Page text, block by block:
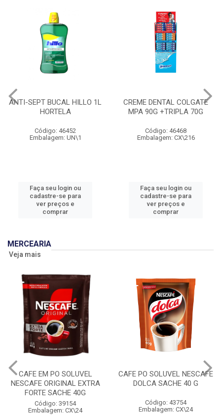
ANTI-SEPT BUCAL HILLO 1L
HORTELA
Código: 46452
Embalagem: UN\1
Faça seu login ou
cadastre-se para
ver preços e
comprar
CREME DENTAL COLGATE
MPA 90G +TRIPLA 70G
Código: 46468
Embalagem: CX\216
Faça seu login ou
cadastre-se para
ver preços e
comprar
MERCEARIA
Veja mais
CAFE EM PO SOLUVEL
NESCAFE ORIGINAL EXTRA
FORTE SACHE 40G
Código: 39154
Embalagem: CX\24
CAFE PO SOLUVEL NESCAFE
DOLCA SACHE 40 G
Código: 43754
Embalagem: CX\24